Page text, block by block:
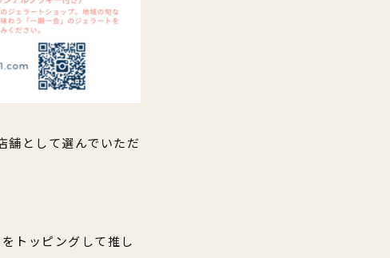
として選んでいただ
トッピングして推し